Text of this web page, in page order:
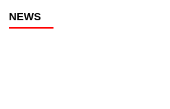
NEWS